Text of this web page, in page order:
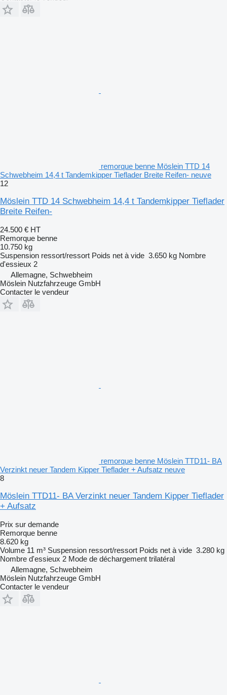
remorque benne Möslein TTD 14
Schwebheim 14,4 t Tandemkipper Tieflader Breite Reifen- neuve
12
Möslein TTD 14 Schwebheim 14,4 t Tandemkipper Tieflader
Breite Reifen-
24.500 € HT
Remorque benne
10.750 kg
Suspension ressort/ressort Poids net à vide 3.650 kg Nombre
d'essieux 2
Allemagne, Schwebheim
Möslein Nutzfahrzeuge GmbH
Contacter le vendeur
remorque benne Möslein TTD11- BA
Verzinkt neuer Tandem Kipper Tieflader + Aufsatz neuve
8
Möslein TTD11- BA Verzinkt neuer Tandem Kipper Tieflader
+ Aufsatz
Prix sur demande
Remorque benne
8.620 kg
Volume 11 m³ Suspension ressort/ressort Poids net à vide 3.280 kg
Nombre d'essieux 2 Mode de déchargement trilatéral
Allemagne, Schwebheim
Möslein Nutzfahrzeuge GmbH
Contacter le vendeur